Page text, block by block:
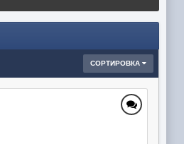
СОРТИРОВКА